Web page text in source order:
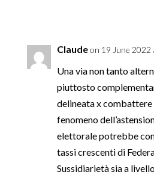
Claudeon 19 June 2022
Una via non tanto
piuttosto
delineata x
fenomeno
elettorale potrebbe
tassi crescenti di
Sussidiarietà sia a